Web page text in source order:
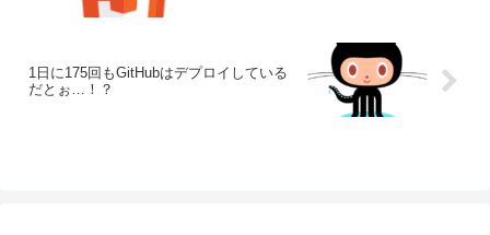
1日に175回もGitHubはデプロイしている
だとぉ…！？